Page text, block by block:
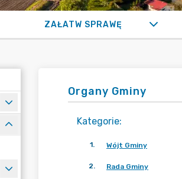
ZAŁATW SPRAWĘ
Organy Gminy
Kategorie:
1. Wójt Gminy
2. Rada Gminy